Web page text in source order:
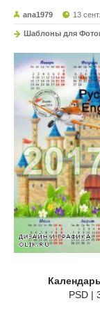
ana1979 13
Шаблоны для
PSD |